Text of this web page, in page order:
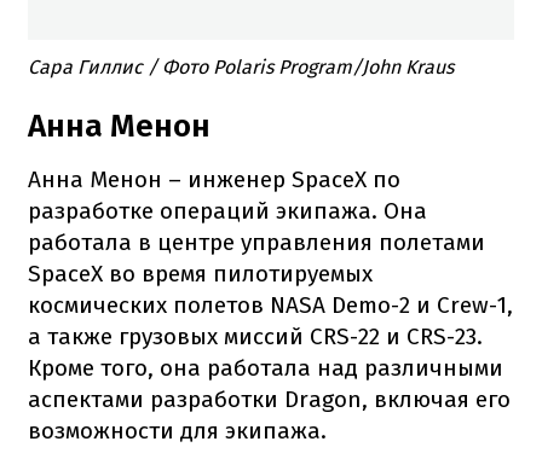
Сара Гиллис / Фото Polaris Program/John Kraus
Анна Менон
Анна Менон – инженер SpaceX по
разработке операций экипажа. Она
работала в центре управления полетами
SpaceX во время пилотируемых
космических полетов NASA Demo-2 и Crew-1,
а также грузовых миссий CRS-22 и CRS-23.
Кроме того, она работала над различными
аспектами разработки Dragon, включая его
возможности для экипажа.